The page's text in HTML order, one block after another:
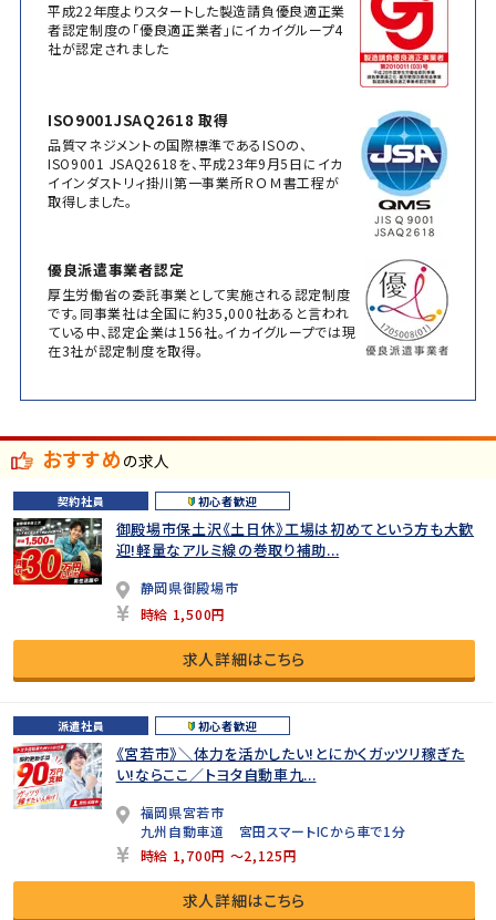
平成22年度よりスタートした製造請負優良適正業
者認定制度の「優良適正業者」にイカイグループ4
社が認定されました
ISO9001JSAQ2618 取得
品質マネジメントの国際標準であるISOの、
ISO9001 JSAQ2618を、平成23年9月5日にイカ
イインダストリィ掛川第一事業所ＲＯＭ書工程が
取得しました。
優良派遣事業者認定
厚生労働省の委託事業として実施される認定制度
です。同事業社は全国に約35,000社あると言われ
ている中、認定企業は156社。イカイグループでは現
在3社が認定制度を取得。
おすすめの求人
契約社員 初心者歓迎
御殿場市保土沢《土日休》工場は初めてという方も大歓
迎!軽量なアルミ線の巻取り補助...
静岡県御殿場市
時給 1,500円
求人詳細はこちら
派遣社員 初心者歓迎
《宮若市》＼体力を活かしたい!とにかくガッツリ稼ぎた
い!ならここ／トヨタ自動車九...
福岡県宮若市
九州自動車道 宮田スマートICから車で1分
時給 1,700円 ～2,125円
求人詳細はこちら